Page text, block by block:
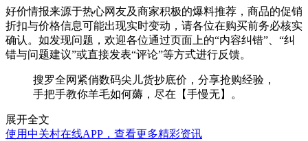
好价情报来源于热心网友及商家积极的爆料推荐，商品的促销
折扣与价格信息可能出现实时变动，请各位在购买前务必核实
确认。如发现问题，欢迎各位通过页面上的“内容纠错”、“纠
错与问题建议”或直接发表“评论”等方式进行反馈。
搜罗全网紧俏数码尖儿货抄底价，分享抢购经验，
手把手教你羊毛如何薅，尽在【手慢无】。
展开全文
使用中关村在线APP，查看更多精彩资讯